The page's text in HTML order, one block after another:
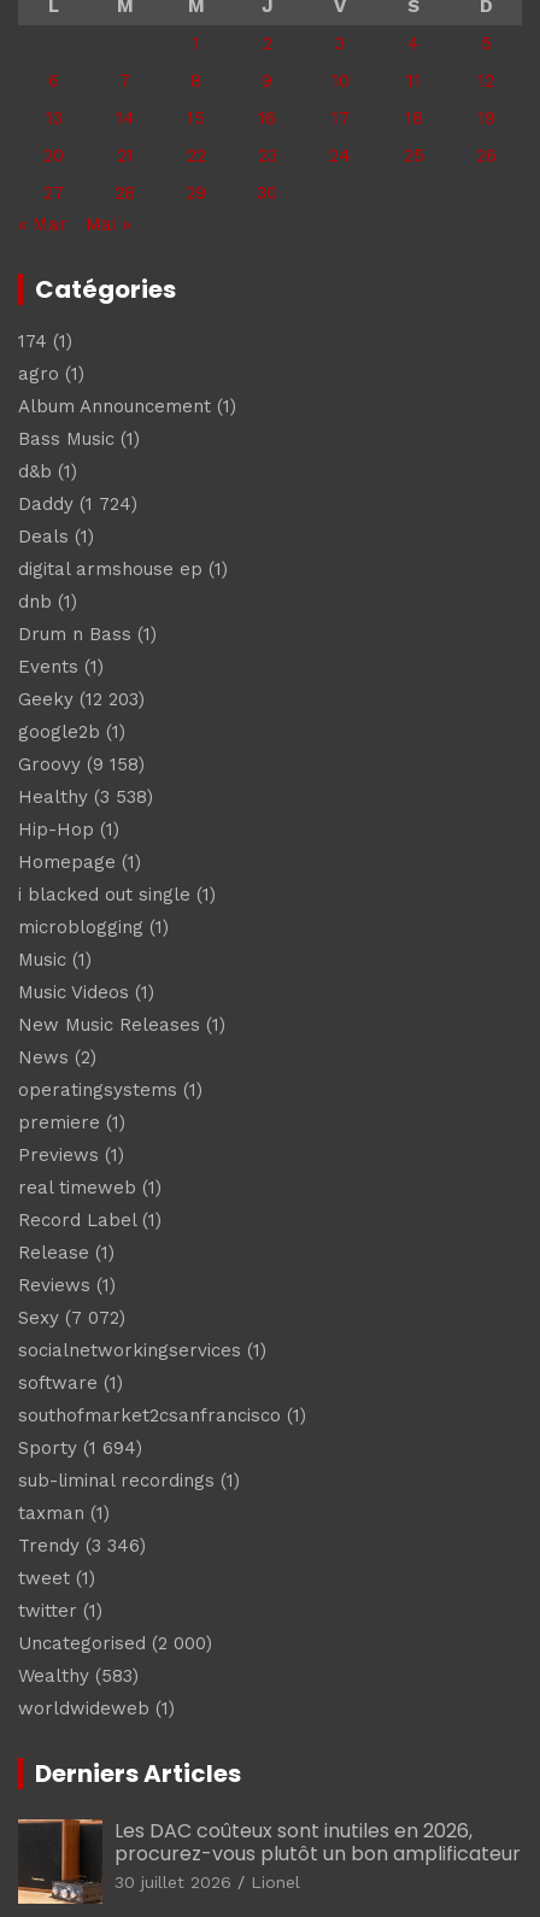
L M M J V S
D
1
2 3 4
5
6
7 8 9 10 11
12
13
14 15 16 17 18
19
20
21 22 23 24 25
26
27
28 29
30
« Mar
Mai »
Catégories
174 (1)
agro (1)
Album Announcement (1)
Bass Music (1)
d&b (1)
Daddy (1 724)
Deals (1)
digital armshouse ep (1)
dnb (1)
Drum n Bass (1)
Events (1)
Geeky (12 203)
google2b (1)
Groovy (9 158)
Healthy (3 538)
Hip-Hop (1)
Homepage (1)
i blacked out single (1)
microblogging (1)
Music (1)
Music Videos (1)
New Music Releases (1)
News (2)
operatingsystems (1)
premiere (1)
Previews (1)
real timeweb (1)
Record Label(1)
Release (1)
Reviews (1)
Sexy (7 072)
socialnetworkingservices (1)
software (1)
southofmarket2csanfrancisco (1)
Sporty (1 694)
sub-liminal recordings (1)
taxman (1)
Trendy (3 346)
tweet (1)
twitter (1)
Uncategorised (2 000)
Wealthy (583)
worldwideweb (1)
Derniers Articles
Les DAC coûteux sont inutiles en 2026,
procurez-vous plutôt un bon amplificateur
30 juillet 2026 Lionel